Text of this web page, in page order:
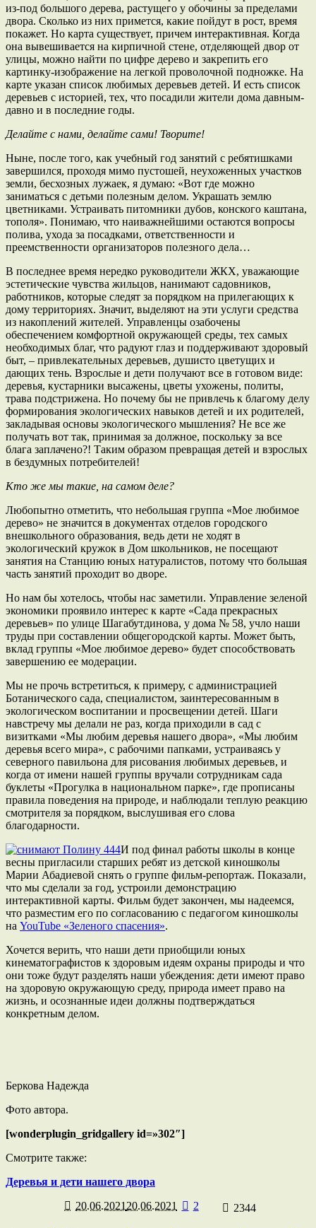
из-под большого дерева, растущего у обочины за пределами
двора. Сколько из них примется, какие пойдут в рост, время
покажет. Но карта существует, причем интерактивная. Когда
она вывешивается на кирпичной стене, отделяющей двор от
улицы, можно найти по цифре дерево и закрепить его
картинку-изображение на легкой проволочной подножке. На
карте указан список любимых деревьев детей. И есть список
деревьев с историей, тех, что посадили жители дома давным-
давно и в последние годы.
Делайте с нами, делайте сами! Творите!
Ныне, после того, как учебный год занятий с ребятишками
завершился, проходя мимо пустошей, неухоженных участков
земли, бесхозных лужаек, я думаю: «Вот где можно
заниматься с детьми полезным делом. Украшать землю
цветниками. Устраивать питомники дубов, конского каштана,
тополя». Понимаю, что наиважнейшими остаются вопросы
полива, ухода за посадками, ответственности и
преемственности организаторов полезного дела…
В последнее время нередко руководители ЖКХ, уважающие
эстетические чувства жильцов, нанимают садовников,
работников, которые следят за порядком на прилегающих к
дому территориях. Значит, выделяют на эти услуги средства
из накоплений жителей. Управленцы озабочены
обеспечением комфортной окружающей среды, тех самых
необходимых благ, что радуют глаз и поддерживают здоровый
быт, – привлекательных деревьев, душисто цветущих и
дающих тень. Взрослые и дети получают все в готовом виде:
деревья, кустарники высажены, цветы ухожены, политы,
трава подстрижена. Но почему бы не привлечь к благому делу
формирования экологических навыков детей и их родителей,
закладывая основы экологического мышления? Не все же
получать вот так, принимая за должное, поскольку за все
блага заплачено?! Таким образом превращая детей и взрослых
в бездумных потребителей!
Кто же мы такие, на самом деле?
Любопытно отметить, что небольшая группа «Мое любимое
дерево» не значится в документах отделов городского
внешкольного образования, ведь дети не ходят в
экологический кружок в Дом школьников, не посещают
занятия на Станцию юных натуралистов, потому что большая
часть занятий проходит во дворе.
Но нам бы хотелось, чтобы нас заметили. Управление зеленой
экономики проявило интерес к карте «Сада прекрасных
деревьев» по улице Шагабутдинова, у дома № 58, учло наши
труды при составлении общегородской карты. Может быть,
вклад группы «Мое любимое дерево» будет способствовать
завершению ее модерации.
Мы не прочь встретиться, к примеру, с администрацией
Ботанического сада, специалистом, заинтересованным в
экологическом воспитании и просвещении детей. Шаги
навстречу мы делали не раз, когда приходили в сад с
визитками «Мы любим деревья нашего двора», «Мы любим
деревья всего мира», с рабочими папками, устраиваясь у
северного павильона для рисования любимых деревьев, и
когда от имени нашей группы вручали сотрудникам сада
буклеты «Прогулка в национальном парке», где прописаны
правила поведения на природе, и наблюдали теплую реакцию
смотрителя за порядком, выслушивая его слова
благодарности.
И под финал работы школы в конце
весны пригласили старших ребят из детской киношколы
Марии Абадиевой снять о группе фильм-репортаж. Показали,
что мы сделали за год, устроили демонстрацию
интерактивной карты. Фильм будет закончен, мы надеемся,
что разместим его по согласованию с педагогом киношколы
на YouTube «Зеленого спасения».
Хочется верить, что наши дети приобщили юных
кинематографистов к здоровым идеям охраны природы и что
они тоже будут разделять наши убеждения: дети имеют право
на здоровую окружающую среду, природа имеет право на
жизнь, и осознанные идеи должны подтверждаться
конкретным делом.
Беркова Надежда
Фото автора.
[wonderplugin_gridgallery id=»302″]
Смотрите также:
Деревья и дети нашего двора
20.06.2021 20.06.2021 2 2344